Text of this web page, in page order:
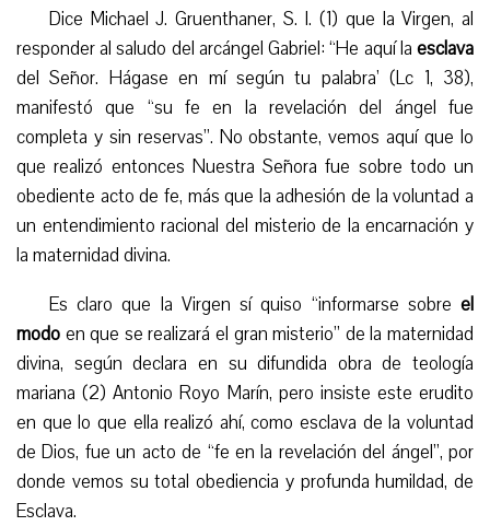
Dice Michael J. Gruenthaner, S. I. (1) que la Virgen, al
responder al saludo del arcángel Gabriel: “He aquí la esclava
del Señor. Hágase en mí según tu palabra’ (Lc 1, 38),
manifestó que “su fe en la revelación del ángel fue
completa y sin reservas”. No obstante, vemos aquí que lo
que realizó entonces Nuestra Señora fue sobre todo un
obediente acto de fe, más que la adhesión de la voluntad a
un entendimiento racional del misterio de la encarnación y
la maternidad divina.
Es claro que la Virgen sí quiso “informarse sobre el
modo en que se realizará el gran misterio” de la maternidad
divina, según declara en su difundida obra de teología
mariana (2) Antonio Royo Marín, pero insiste este erudito
en que lo que ella realizó ahí, como esclava de la voluntad
de Dios, fue un acto de “fe en la revelación del ángel”, por
donde vemos su total obediencia y profunda humildad, de
Esclava.